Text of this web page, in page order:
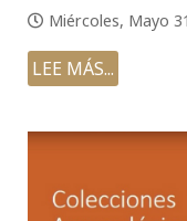
Miércoles, Mayo
LEE MÁS...